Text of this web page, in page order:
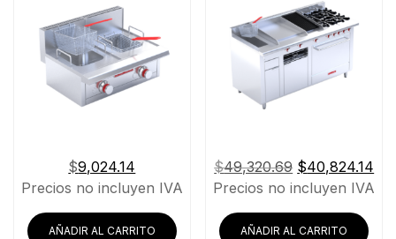
$9,024.14
Precios no incluyen IVA
AÑADIR AL CARRITO
$49,320.69 El
precio
era:
$40,824.14
Precios no incluyen IVA
AÑADIR AL CARRITO